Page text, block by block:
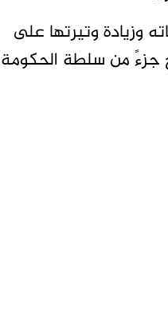
وزيادة وتيرتها على
جزءً من سلطة الحكومة